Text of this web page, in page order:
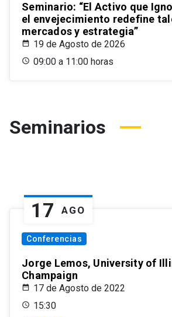
Seminario: “El Activo que
el envejecimiento redefine
mercados y estrategia”
19 de Agosto de 2026
09:00 a 11:00 horas
Seminarios
17 AGO
Conferencias
Jorge Lemos, University of
Champaign
17 de Agosto de 2022
15:30